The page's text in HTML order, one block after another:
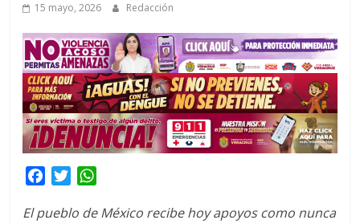
15 mayo, 2026 Redacción
c
T
i
a
El pueblo de México recibe hoy apoyos como nunca